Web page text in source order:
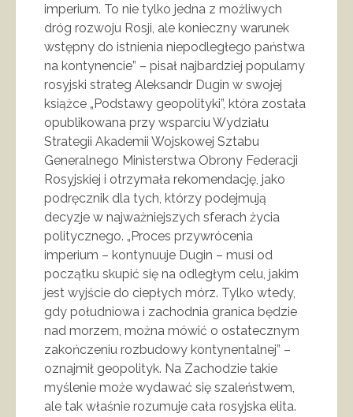
imperium. To nie tylko jedna z możliwych
dróg rozwoju Rosji, ale konieczny warunek
wstępny do istnienia niepodległego państwa
na kontynencie” – pisał najbardziej popularny
rosyjski strateg Aleksandr Dugin w swojej
książce „Podstawy geopolityki”, która została
opublikowana przy wsparciu Wydziału
Strategii Akademii Wojskowej Sztabu
Generalnego Ministerstwa Obrony Federacji
Rosyjskiej i otrzymała rekomendację, jako
podręcznik dla tych, którzy podejmują
decyzje w najważniejszych sferach życia
politycznego. „Proces przywrócenia
imperium – kontynuuje Dugin – musi od
początku skupić się na odległym celu, jakim
jest wyjście do ciepłych mórz. Tylko wtedy,
gdy południowa i zachodnia granica będzie
nad morzem, można mówić o ostatecznym
zakończeniu rozbudowy kontynentalnej” –
oznajmił geopolityk. Na Zachodzie takie
myślenie może wydawać się szaleństwem,
ale tak właśnie rozumuje cała rosyjska elita.